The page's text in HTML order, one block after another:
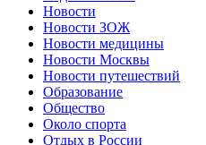
Новости
Новости ЗОЖ
Новости медицины
Новости Москвы
Новости путешествий
Образование
Общество
Около спорта
Отдых в России